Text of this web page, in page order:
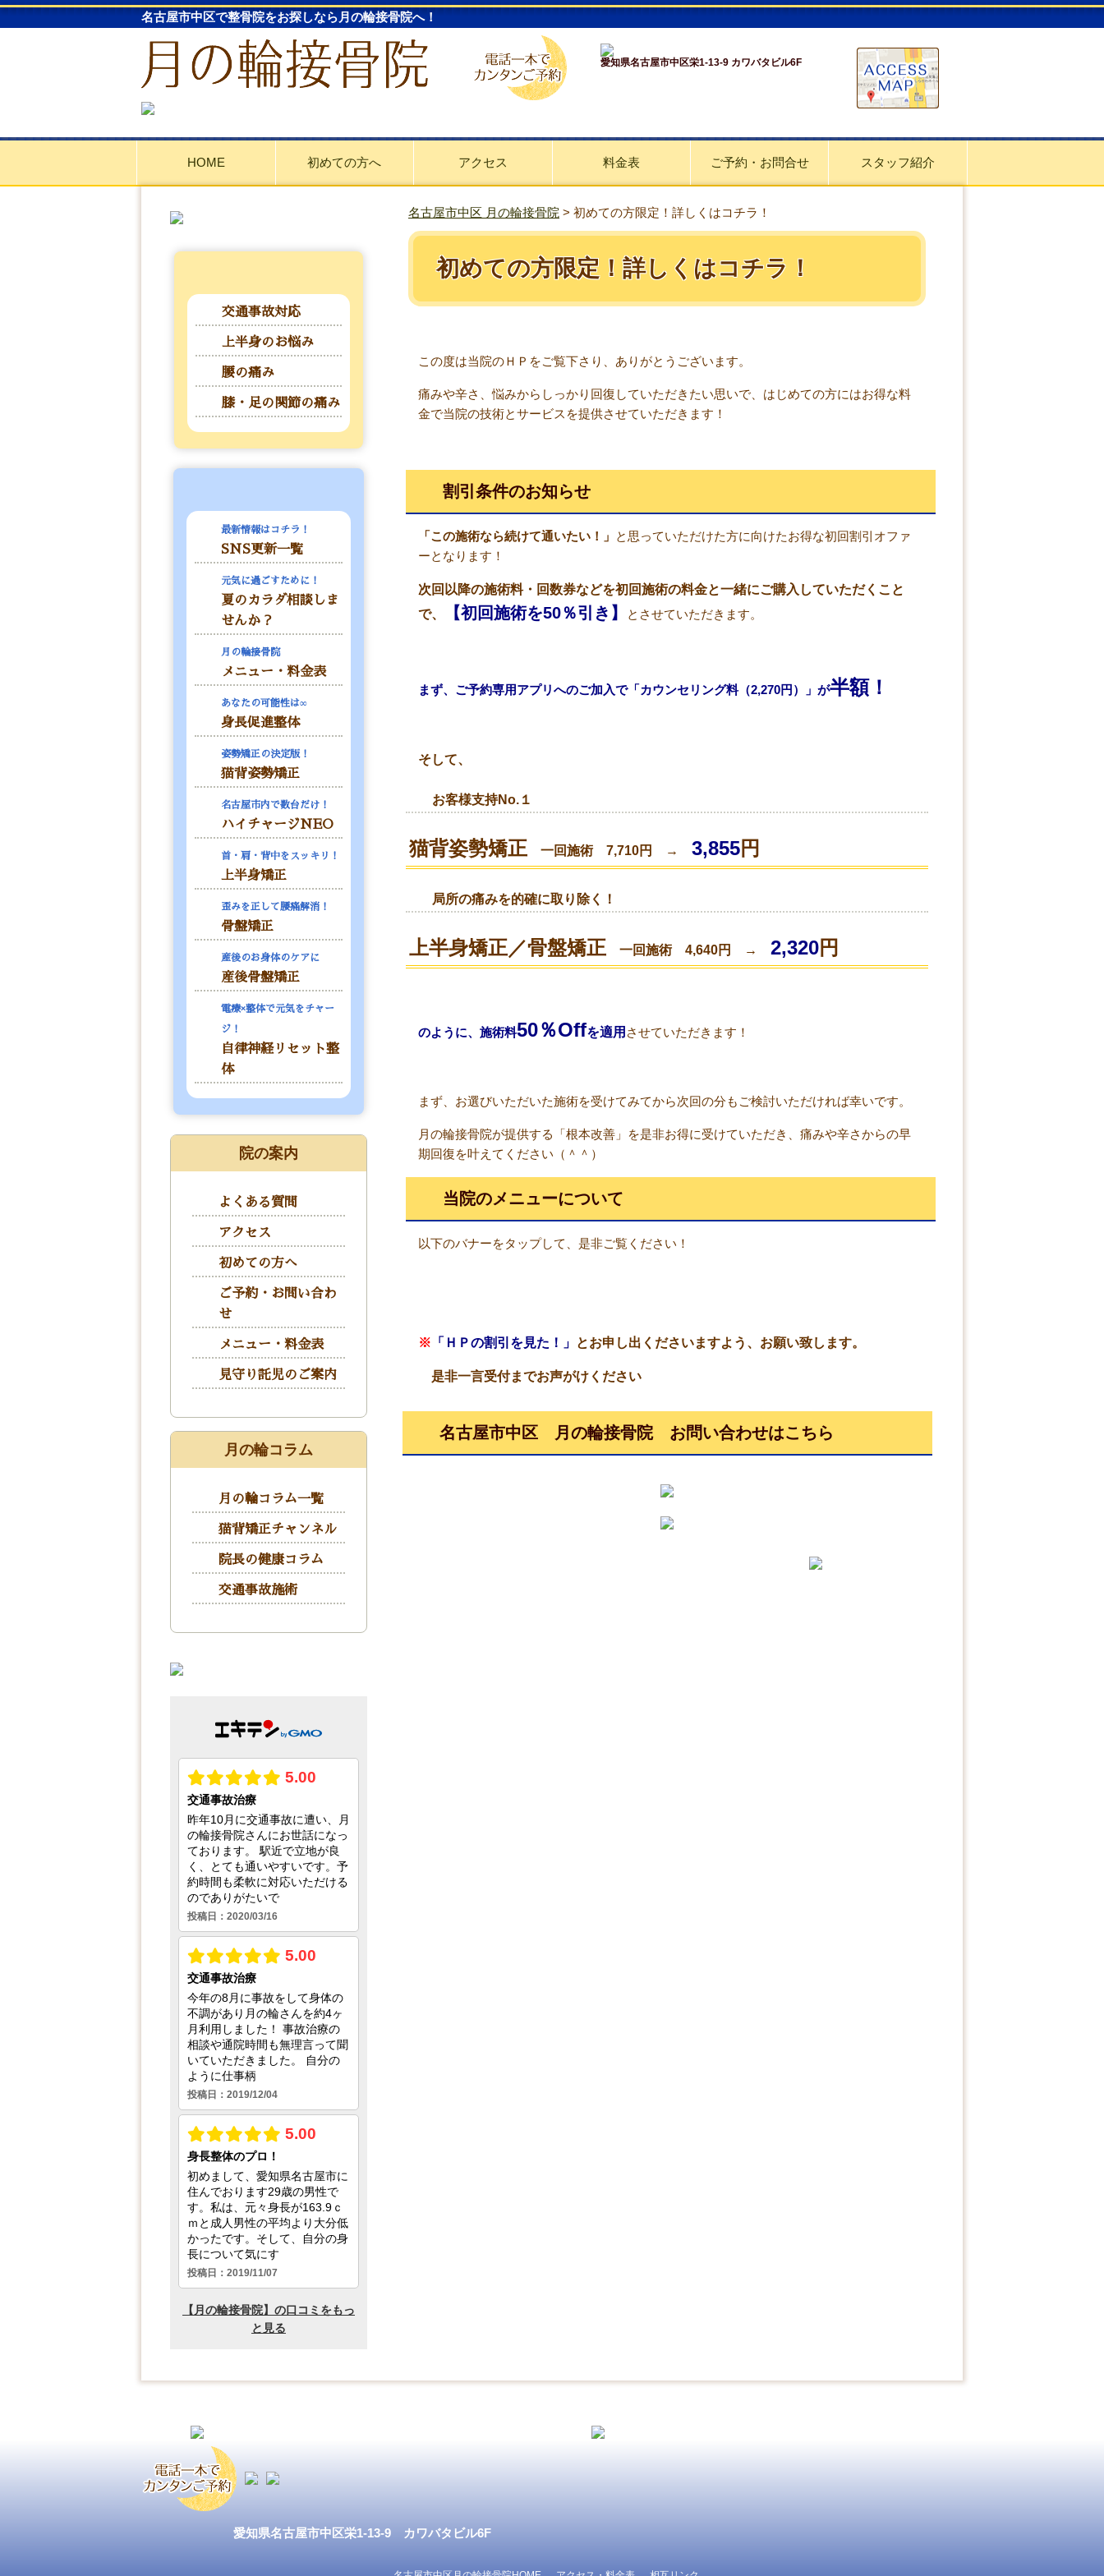
名古屋市中区で整骨院をお探しなら月の輪接骨院へ！
愛知県名古屋市中区栄1-13-9 カワバタビル6F
HOME 初めての方へ アクセス 料金表 ご予約・お問合せ スタッフ紹介
名古屋市中区 月の輪接骨院 > 初めての方限定！詳しくはコチラ！
初めての方限定！詳しくはコチラ！
この度は当院のＨＰをご覧下さり、ありがとうございます。
痛みや辛さ、悩みからしっかり回復していただきたい思いで、はじめての方にはお得な料
金で当院の技術とサービスを提供させていただきます！
割引条件のお知らせ
「この施術なら続けて通いたい！」 と思っていただけた方に向けたお得な初回割引オファ
ーとなります！
次回以降の施術料・回数券などを初回施術の料金と一緒にご購入していただくこと
で、
【初回施術を50％引き】 とさせていただきます。
まず、ご予約専用アプリへのご加入で「カウンセリング料（2,270円）」が半額！
そして、
お客様支持No.１
猫背姿勢矯正 一回施術 7,710円 → 3,855円
局所の痛みを的確に取り除く！
上半身矯正／骨盤矯正 一回施術 4,640円 → 2,320円
のように、施術料50％Offを適用 させていただきます！
まず、お選びいただいた施術を受けてみてから次回の分もご検討いただければ幸いです。
月の輪接骨院が提供する「根本改善」を是非お得に受けていただき、痛みや辛さからの早
期回復を叶えてください（＾＾）
当院のメニューについて
以下のバナーをタップして、是非ご覧ください！
※ 「ＨＰの割引を見た！」 とお申し出くださいますよう、お願い致します。
是非一言受付までお声がけください
名古屋市中区 月の輪接骨院 お問い合わせはこちら
交通事故対応
上半身のお悩み
腰の痛み
膝・足の関節の痛み
最新情報はコチラ！
SNS更新一覧
元気に過ごすために！
夏のカラダ相談しま
せんか？
月の輪接骨院
メニュー・料金表
あなたの可能性は∞
身長促進整体
姿勢矯正の決定版！
猫背姿勢矯正
名古屋市内で数台だけ！
ハイチャージNEO
首・肩・背中をスッキリ！
上半身矯正
歪みを正して腰痛解消！
骨盤矯正
産後のお身体のケアに
産後骨盤矯正
電療×整体で元気をチャー
ジ！
自律神経リセット整
体
院の案内
よくある質問
アクセス
初めての方へ
ご予約・お問い合わ
せ
メニュー・料金表
見守り託児のご案内
月の輪コラム
月の輪コラム一覧
猫背矯正チャンネル
院長の健康コラム
交通事故施術
愛知県名古屋市中区栄1-13-9 カワバタビル6F